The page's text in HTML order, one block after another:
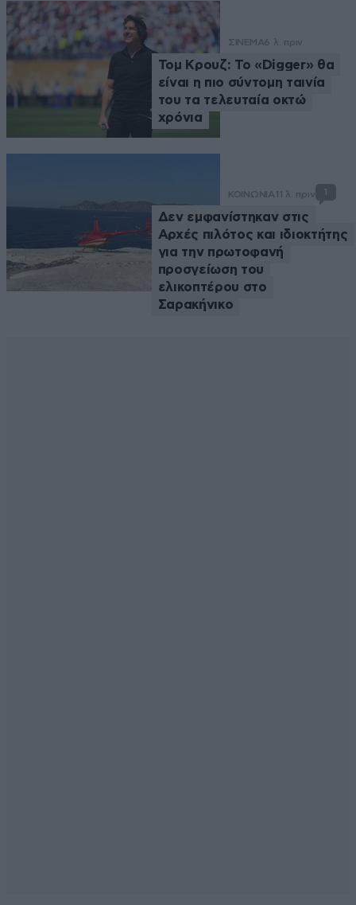
ΣΙΝΕΜΑ6 λ. πριν
Τομ Κρουζ: Το «Digger» θα
είναι η πιο σύντομη ταινία
του τα τελευταία οκτώ
χρόνια
ΚΟΙΝΩΝΙΑ 11 λ. πριν
Δεν εμφανίστηκαν στις
Αρχές πιλότος και ιδιοκτήτης
για την πρωτοφανή
προσγείωση του
ελικοπτέρου στο
Σαρακήνικο